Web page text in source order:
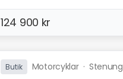
124 900 kr
Butik Motorcyklar·